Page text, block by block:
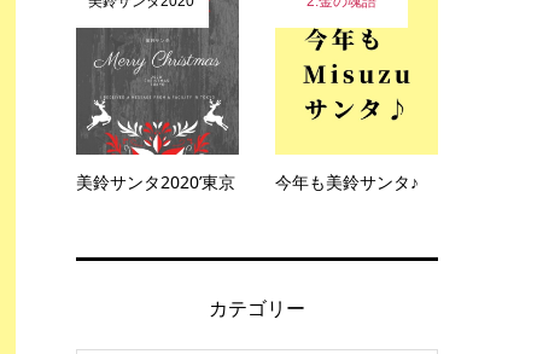
美鈴サンタ2020’東京 今年も美鈴サンタ♪
カテゴリー